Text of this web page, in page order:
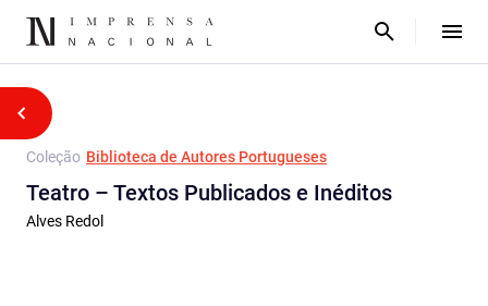
Coleção Biblioteca de Autores Portugueses
Teatro – Textos Publicados e Inéditos
Alves Redol